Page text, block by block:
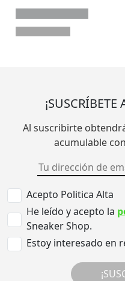
¡SUSCRÍBETE
Al suscribirte
acumulable
Acepto Politica Alta
He leído y acepto la
Sneaker Shop.
Estoy interesado en